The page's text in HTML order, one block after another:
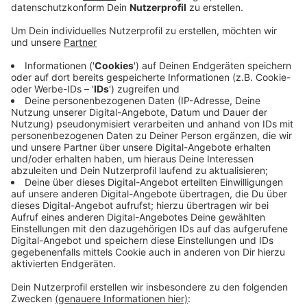
Das gilt für fünf Straßen in den Stadtteilen
Hochstraße und Vinn. Anwohner hatten sich über
dreckige Straßen beschwert. Das Parkverbot gilt dann
erstmal von morgens 7 bis 11 Uhr am Vormittag,
montags bzw. mittwochs. In den nächsten Tagen
hängt die Stadt entsprechende Schilder auf. Der Test
dauert eineinhalb Jahre.
In diesen Straßen testet die Stadt Moers das
Parkverbot an Kehrtagen:
Hochstraß: Kirschenallee, Lotharstraße, Trajanstraße
Vinn: Reichweinstraße, Kaiserstraße
Anzeige